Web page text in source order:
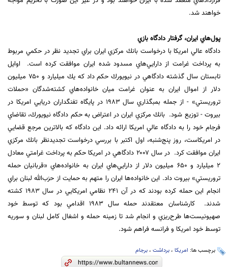
خواهند شد. ‏
پول‌هاي ايران، گرفتار دادگاه بازي
دادگاه عالي امريكا با درخواست بانك مركزي ايران براي تجديد نظر در حكمي مربوط
به پرداخت غرامت از دارايي‌هاي مسدود شده ‏ايران موافقت كرده است. ‏ اوايل
تابستان سال گذشته دادگاهي در نيويورك حكم داد كه يك ميليارد و ۷۵۰ ميليون
دلار از اموال ايران به عنوان غرامت ميان ‏خانواده‌هاي كشته‌شدگان «حملات
تروريستي» - از جمله بمبگذاري سال ۱۹۸۳ در پايگاه تفنگداران دريايي امريكا در
بيروت - توزيع شود. ‏ بانك مركزي ايران در اعتراض به حكم دادگاه نيويورك، تقاضاي
فرجام خود را به دادگاه عالي امريكا ارائه داد. اين دادگاه كه بالاترين ‏مرجع قضايي
در امريكاست، روز پنج‌شنبه، اول اكتبر با بررسي درخواست تجديد‌نظر بانك مركزي
ايران موافقت كرد. ‏ در سال ۲۰۰۷ دادگاهي در امريكا حكم به پرداخت غرامتي معادل
2 ميليارد و ۶۵۰ ميليون دلار از دارايي‌هاي ايران به خانواده‌هاي ‏‏«قربانيان حمله
تروريستي» بيروت داد. اين خانواده‌ها ايران را متهم به حمايت از حزب‌الله لبنان براي
انجام اين حمله كرده بودند كه در آن ‏‏۲۴۱ نظامي امريكايي در سال 1983 كشته
شدند. ‏ كارشناسان معتقدند حمله سال 1983 اقدامي بود كه توسط خود
صهيونيست‌ها طرح‌ريزي و انجام شد تا زمينه حمله و اشغال كامل لبنان و سوريه
توسط خود امريكا و فرانسه فراهم شود.
برچسب ها: امریکا ، برداشت ، برجام